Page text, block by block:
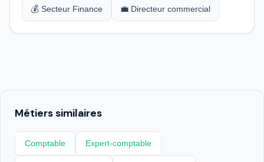
💰 Secteur Finance 💼 Directeur commercial
Métiers similaires
Comptable Expert-comptable